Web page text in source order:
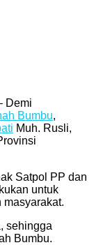
Demi
Bumbu,
Muh. Rusli,
Satpol PP dan
untuk
masyarakat.
sehingga
Bumbu.